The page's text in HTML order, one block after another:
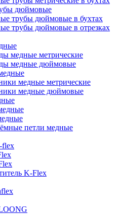
дюймовые
трубы дюймовые в бухтах
трубы дюймовые в отрезках
медные метрические
медные дюймовые
медные метрические
медные дюймовые
петли медные
flex
K-Flex